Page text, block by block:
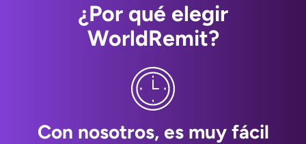
¿Por qué elegir
WorldRemit?
Con nosotros, es muy fácil